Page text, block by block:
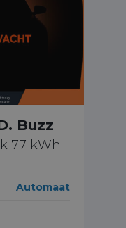
Buzz
77 kWh
Automaat